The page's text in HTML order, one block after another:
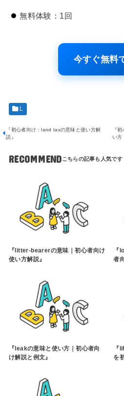
無料体験：1回
今すぐ無料
L
『初心者向け：land taxの意味と使い方解
説』
『
い方
RECOMMEND
『litter-bearerの意味｜初心者向け
使い方解説』
『
者
『leakの意味と使い方｜初心者向
け解説と例文』
『
を